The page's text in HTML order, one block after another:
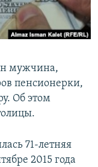
мужчина,
пенсионерки,
Об этом
71-летняя
2015 года